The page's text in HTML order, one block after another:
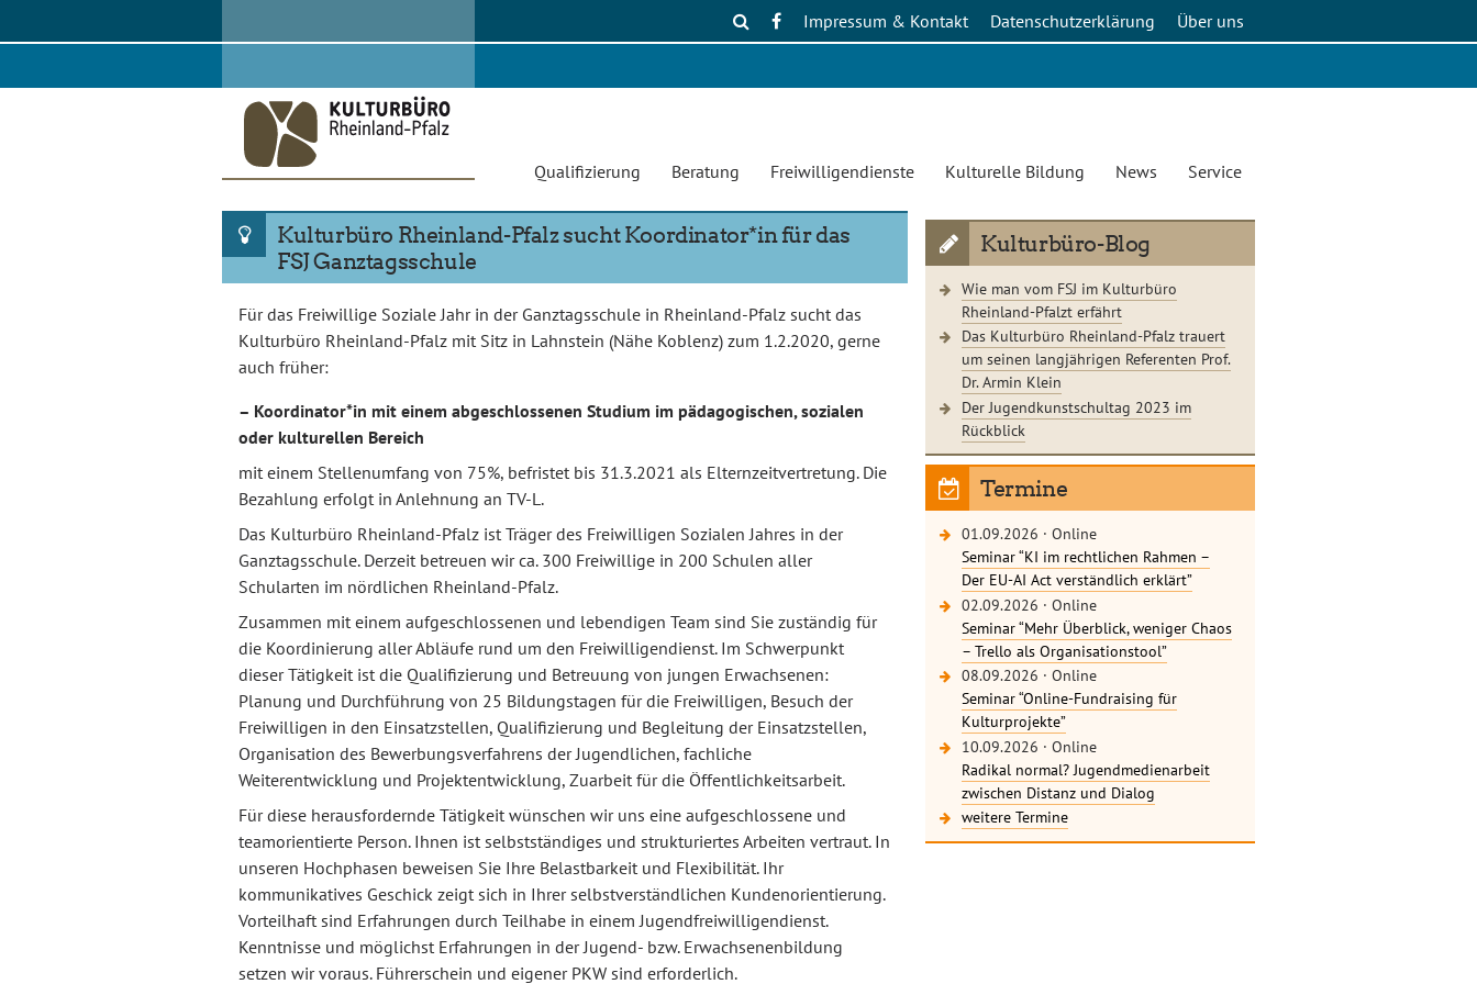
content
Über uns
Datenschutzerklärung
Impressum & Kontakt
Qualifizierung Beratung Freiwilligendienste Kulturelle Bildung News Service
Kulturbüro Rheinland-Pfalz sucht Koordinator*in für das
FSJ Ganztagsschule
Für das Freiwillige Soziale Jahr in der Ganztagsschule in Rheinland-Pfalz sucht das
Kulturbüro Rheinland-Pfalz mit Sitz in Lahnstein (Nähe Koblenz) zum 1.2.2020, gerne
auch früher:
– Koordinator*in mit einem abgeschlossenen Studium im pädagogischen, sozialen
oder kulturellen Bereich
mit einem Stellenumfang von 75%, befristet bis 31.3.2021 als Elternzeitvertretung. Die
Bezahlung erfolgt in Anlehnung an TV-L.
Das Kulturbüro Rheinland-Pfalz ist Träger des Freiwilligen Sozialen Jahres in der
Ganztagsschule. Derzeit betreuen wir ca. 300 Freiwillige in 200 Schulen aller
Schularten im nördlichen Rheinland-Pfalz.
Zusammen mit einem aufgeschlossenen und lebendigen Team sind Sie zuständig für
die Koordinierung aller Abläufe rund um den Freiwilligendienst. Im Schwerpunkt
dieser Tätigkeit ist die Qualifizierung und Betreuung von jungen Erwachsenen:
Planung und Durchführung von 25 Bildungstagen für die Freiwilligen, Besuch der
Freiwilligen in den Einsatzstellen, Qualifizierung und Begleitung der Einsatzstellen,
Organisation des Bewerbungsverfahrens der Jugendlichen, fachliche
Weiterentwicklung und Projektentwicklung, Zuarbeit für die Öffentlichkeitsarbeit.
Für diese herausfordernde Tätigkeit wünschen wir uns eine aufgeschlossene und
teamorientierte Person. Ihnen ist selbstständiges und strukturiertes Arbeiten vertraut. In
unseren Hochphasen beweisen Sie Ihre Belastbarkeit und Flexibilität. Ihr
kommunikatives Geschick zeigt sich in Ihrer selbstverständlichen Kundenorientierung.
Vorteilhaft sind Erfahrungen durch Teilhabe in einem Jugendfreiwilligendienst.
Kenntnisse und möglichst Erfahrungen in der Jugend- bzw. Erwachsenenbildung
setzen wir voraus. Führerschein und eigener PKW sind erforderlich.
Kulturbüro-Blog
Wie man vom FSJ im Kulturbüro
Rheinland-Pfalzt erfährt
Das Kulturbüro Rheinland-Pfalz trauert
um seinen langjährigen Referenten Prof.
Dr. Armin Klein
Der Jugendkunstschultag 2023 im
Rückblick
Termine
01.09.2026 · Online
Seminar “KI im rechtlichen Rahmen –
Der EU-AI Act verständlich erklärt”
02.09.2026 · Online
Seminar “Mehr Überblick, weniger Chaos
– Trello als Organisationstool”
08.09.2026 · Online
Seminar “Online-Fundraising für
Kulturprojekte”
10.09.2026 · Online
Radikal normal? Jugendmedienarbeit
zwischen Distanz und Dialog
weitere Termine